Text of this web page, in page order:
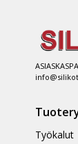
Työkalut